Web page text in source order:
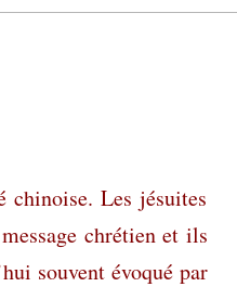
chinoise. Les jésuites
chrétien et ils
souvent évoqué par